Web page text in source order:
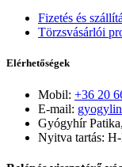
Fizetés és
Törzsvásárlói
Elérhetőségek
Mobil: +36 20
E-mail:
Gyógyhír
Nyitva tartás: